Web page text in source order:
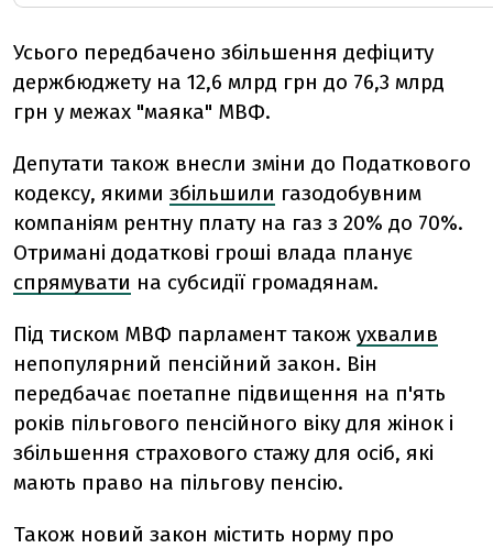
Усього передбачено збільшення дефіциту
держбюджету на 12,6 млрд грн до 76,3 млрд
грн у межах "маяка" МВФ.
Депутати також внесли зміни до Податкового
кодексу, якими збільшили газодобувним
компаніям рентну плату на газ з 20% до 70%.
Отримані додаткові гроші влада планує
спрямувати на субсидії громадянам.
Під тиском МВФ парламент також ухвалив
непопулярний пенсійний закон. Він
передбачає поетапне підвищення на п'ять
років пільгового пенсійного віку для жінок і
збільшення страхового стажу для осіб, які
мають право на пільгову пенсію.
Також новий закон містить норму про